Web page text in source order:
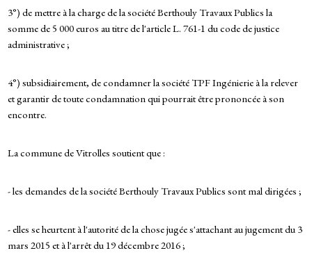
3°) de mettre à la charge de la société Berthouly Travaux Publics la
somme de 5 000 euros au titre de l'article L. 761-1 du code de justice
administrative ;
4°) subsidiairement, de condamner la société TPF Ingénierie à la relever
et garantir de toute condamnation qui pourrait être prononcée à son
encontre.
La commune de Vitrolles soutient que :
- les demandes de la société Berthouly Travaux Publics sont mal dirigées ;
- elles se heurtent à l'autorité de la chose jugée s'attachant au jugement du 3
mars 2015 et à l'arrêt du 19 décembre 2016 ;